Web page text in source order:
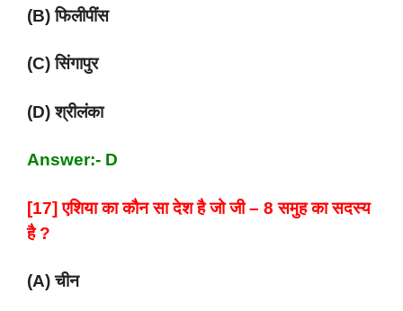
(B) फिलीपींस
(C) सिंगापुर
(D) श्रीलंका
Answer:- D
[17] एशिया का कौन सा देश है जो जी – 8 समुह का सदस्य
है ?
(A) चीन